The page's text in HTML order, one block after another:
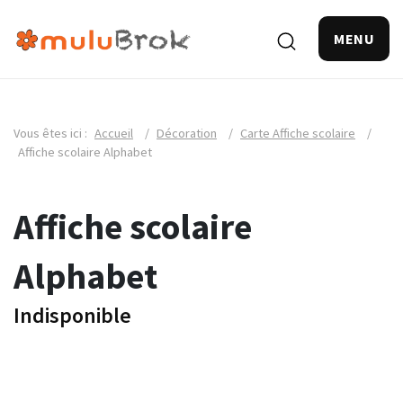
MENU
Vous êtes ici : Accueil / Décoration / Carte Affiche scolaire
/
Affiche scolaire Alphabet
Affiche scolaire
Alphabet
Indisponible